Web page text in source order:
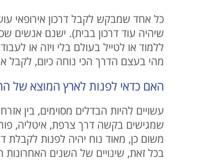
כל אחד שמבקש לקבל דרכון אירופאי
שיהיה עוד דרכון בבית). ישנם אנשים
ללמוד או לטייל בעולם בלי ויזה או
מהי בעצם הדרך הכי נוחה כיום, לקבל
האם כדאי לפנות לארץ המוצא של
עשויים להיות הבדלים מסוימים, בין
שמגישים בקשה דרך צרפת, איטליה,
משום כן, מאוד נוח יהיה לפנות לקבלת
בכל זאת, שינויים של השנים האחרונות